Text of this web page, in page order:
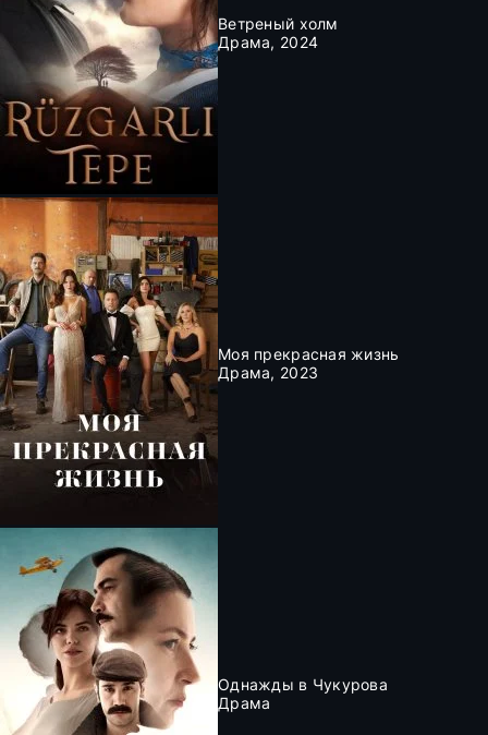
Ветреный холм
Драма, 2024
Моя прекрасная жизнь
Драма, 2023
Однажды в Чукурова
Драма